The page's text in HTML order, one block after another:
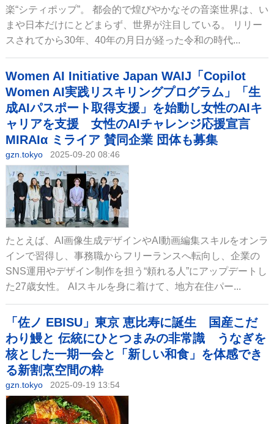
楽“シティポップ”。 都会的で煌びやかなその音楽世界は、い
まや日本だけにとどまらず、世界が注目している。 リリー
スされてから30年、40年の月日が経った令和の時代...
Women AI Initiative Japan WAIJ「Copilot
Women AI実践リスキリングプログラム」「生
成AIパスポート取得支援」を始動し女性のAIキ
ャリアを支援 女性のAIチャレンジ応援宣言
MIRAIα ミライア 賛同企業 団体も募集
gzn.tokyo 2025-09-20 08:46
たとえば、AI画像生成デザインやAI動画編集スキルをオンラ
インで習得し、事務職からフリーランスへ転向し、企業の
SNS運用やデザイン制作を担う“頼れる人”にアップデートし
た27歳女性。 AIスキルを身に着けて、地方在住パー...
「佐ノ EBISU」東京 恵比寿に誕生 国産こだ
わり鰻と 伝統にひとつまみの非常識 うなぎを
核とした一期一会と「新しい和食」を体感でき
る新割烹空間の粋
gzn.tokyo 2025-09-19 13:54